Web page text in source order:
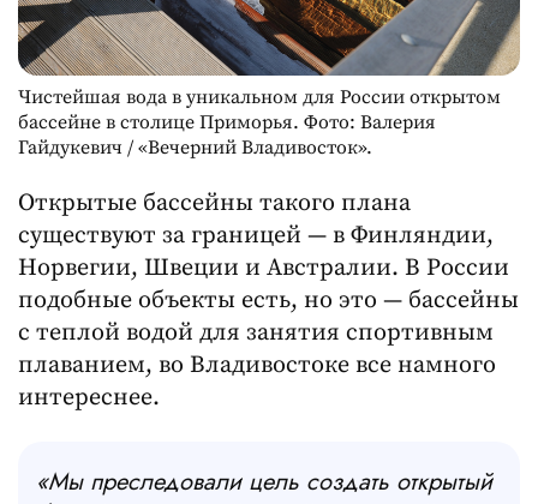
Чистейшая вода в уникальном для России открытом
бассейне в столице Приморья. Фото: Валерия
Гайдукевич / «Вечерний Владивосток».
Открытые бассейны такого плана
существуют за границей — в Финляндии,
Норвегии, Швеции и Австралии. В России
подобные объекты есть, но это — бассейны
с теплой водой для занятия спортивным
плаванием, во Владивостоке все намного
интереснее.
«Мы преследовали цель создать открытый